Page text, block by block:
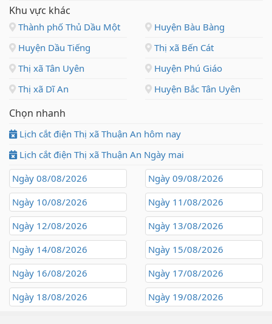
Khu vực khác
Thành phố Thủ Dầu Một
Huyện Bàu Bàng
Huyện Dầu Tiếng
Thị xã Bến Cát
Thị xã Tân Uyên
Huyện Phú Giáo
Thị xã Dĩ An
Huyện Bắc Tân Uyên
Chọn nhanh
Lịch cắt điện Thị xã Thuận An hôm nay
Lịch cắt điện Thị xã Thuận An Ngày mai
Ngày 08/08/2026
Ngày 09/08/2026
Ngày 10/08/2026
Ngày 11/08/2026
Ngày 12/08/2026
Ngày 13/08/2026
Ngày 14/08/2026
Ngày 15/08/2026
Ngày 16/08/2026
Ngày 17/08/2026
Ngày 18/08/2026
Ngày 19/08/2026